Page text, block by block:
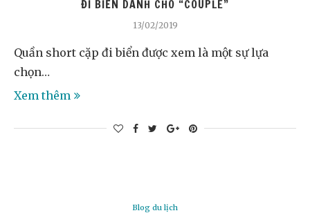
ĐI BIỂN DÀNH CHO “COUPLE”
13/02/2019
Quần short cặp đi biển được xem là một sự lựa
chọn…
Xem thêm
Blog du lịch